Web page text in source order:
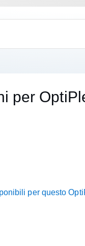
per
per questo